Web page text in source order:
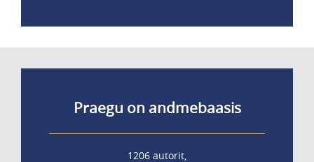
Praegu on andmebaasis
1206 autorit,